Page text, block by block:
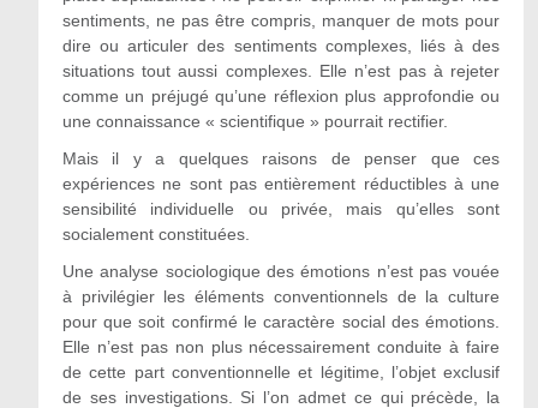
sentiments, ne pas être compris, manquer de mots pour
dire ou articuler des sentiments complexes, liés à des
situations tout aussi complexes. Elle n’est pas à rejeter
comme un préjugé qu’une réflexion plus approfondie ou
une connaissance « scientifique » pourrait rectifier.
Mais il y a quelques raisons de penser que ces
expériences ne sont pas entièrement réductibles à une
sensibilité individuelle ou privée, mais qu’elles sont
socialement constituées.
Une analyse sociologique des émotions n’est pas vouée
à privilégier les éléments conventionnels de la culture
pour que soit confirmé le caractère social des émotions.
Elle n’est pas non plus nécessairement conduite à faire
de cette part conventionnelle et légitime, l’objet exclusif
de ses investigations. Si l’on admet ce qui précède, la